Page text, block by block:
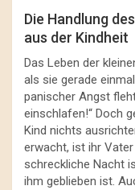
Die Handlung
aus der Kindheit
Das Leben der
als sie gerade
panischer Angst
einschlafen!“ Doch
Kind nichts
erwacht, ist ihr
schreckliche Nacht
ihm geblieben ist.